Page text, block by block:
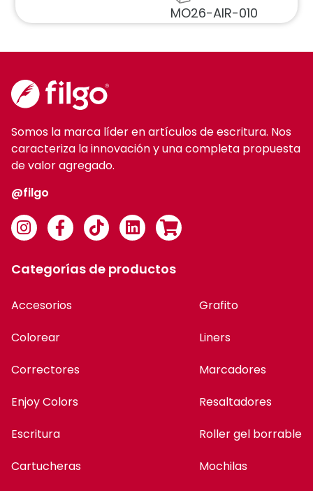
MO26-AIR-010
Somos la marca líder en artículos de escritura. Nos
caracteriza la innovación y una completa propuesta
de valor agregado.
@filgo
Categorías de productos
Accesorios
Colorear
Correctores
Enjoy Colors
Escritura
Cartucheras
Grafito
Liners
Marcadores
Resaltadores
Roller gel borrable
Mochilas